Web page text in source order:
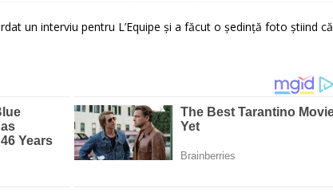
un interviu pentru L’Equipe și a făcut o ședință foto știind că